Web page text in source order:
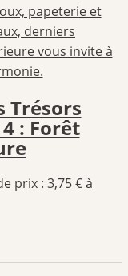
Trésors
: Forêt
prix : 3,75 € à